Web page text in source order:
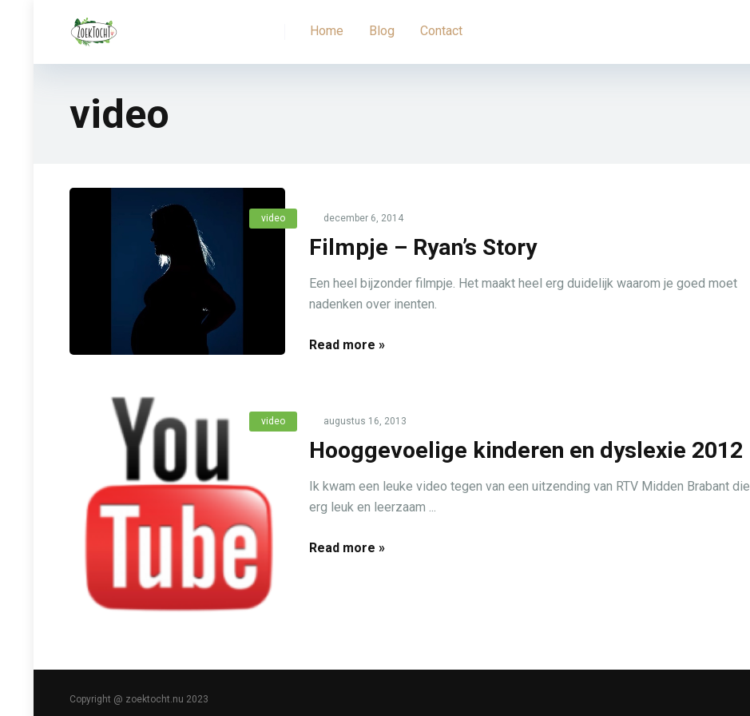
Home Blog Contact
video
video december 6, 2014
Filmpje – Ryan’s Story
Een heel bijzonder filmpje. Het maakt heel erg duidelijk waarom je goed moet
nadenken over inenten.
Read more »
video augustus 16, 2013
Hooggevoelige kinderen en dyslexie 2012
Ik kwam een leuke video tegen van een uitzending van RTV Midden Brabant die
erg leuk en leerzaam ...
Read more »
Copyright @ zoektocht.nu 2023